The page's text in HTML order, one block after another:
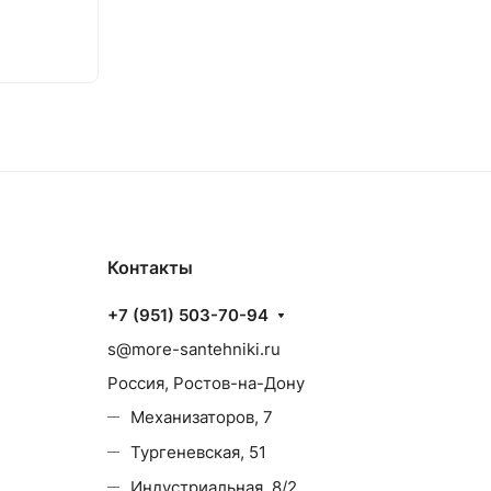
Контакты
+7 (951) 503-70-94
s@more-santehniki.ru
Россия, Ростов-на-Дону
Механизаторов, 7
Тургеневская, 51